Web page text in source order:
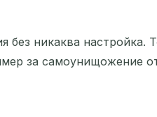
без никаква настройка.
за самоунищожение